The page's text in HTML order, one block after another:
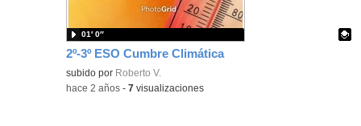
2º-3º ESO Cumbre Climática- Contenido educativo
Contenido educativo.
subido por Roberto V.
01′ 0″
-hace 2 años -7 visualizaciones